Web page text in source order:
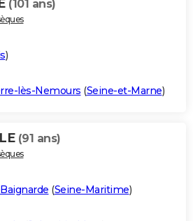
(101 ans)
)
lès-Nemours (Seine-et-Marne)
(91 ans)
(Seine-Maritime)